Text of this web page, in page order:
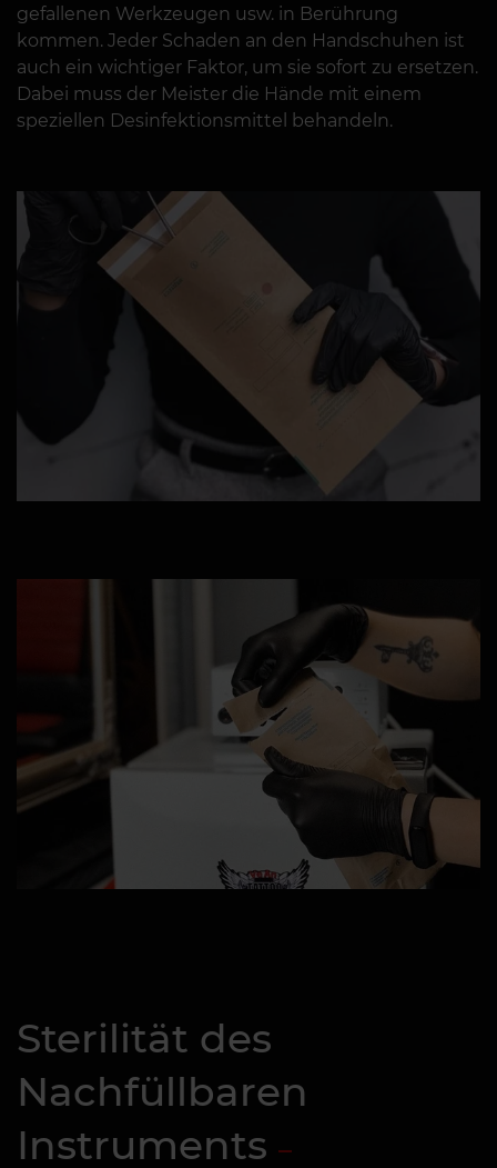
gefallenen Werkzeugen usw. in Berührung
kommen. Jeder Schaden an den Handschuhen ist
auch ein wichtiger Faktor, um sie sofort zu ersetzen.
Dabei muss der Meister die Hände mit einem
speziellen Desinfektionsmittel behandeln.
Sterilität des
Nachfüllbaren
Instruments